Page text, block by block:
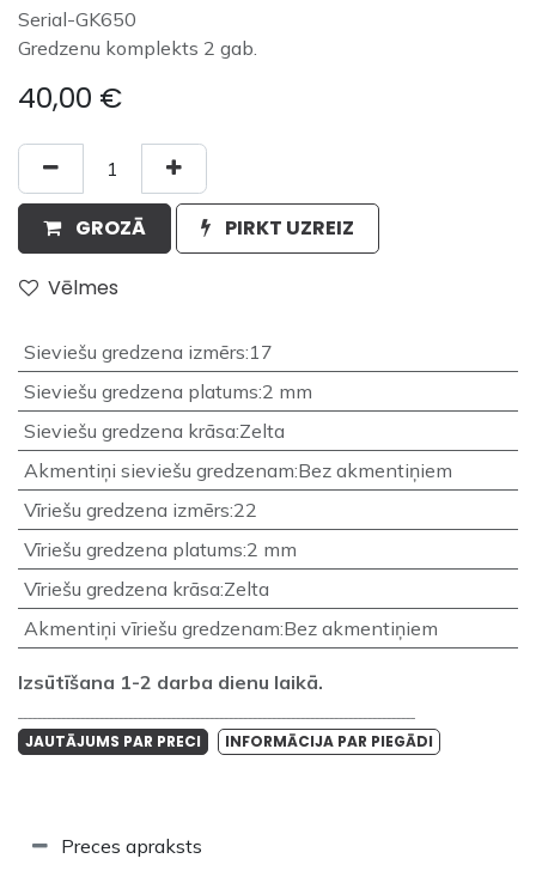
Serial-GK650
Gredzenu komplekts 2 gab.
40,00 €
GROZĀ PIRKT UZREIZ
Vēlmes
Sieviešu gredzena izmērs:17
Sieviešu gredzena platums:2 mm
Sieviešu gredzena krāsa:Zelta
Akmentiņi sieviešu gredzenam:Bez akmentiņiem
Vīriešu gredzena izmērs:22
Vīriešu gredzena platums:2 mm
Vīriešu gredzena krāsa:Zelta
Akmentiņi vīriešu gredzenam:Bez akmentiņiem
Izsūtīšana 1-2 darba dienu laikā.
JAUTĀJUMS PAR PRECI INFORMĀCIJA PAR PIEGĀDI
Preces apraksts